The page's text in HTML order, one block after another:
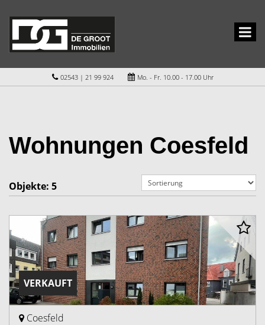
02543 | 21 99 924 Mo. - Fr. 10.00 - 17.00 Uhr
Wohnungen Coesfeld
Objekte: 5
VERKAUFT
Coesfeld